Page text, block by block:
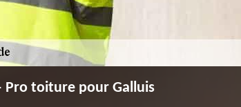
Pro toiture pour Galluis